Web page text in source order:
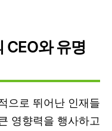
CEO와 유명
으로 뛰어난 인재들
영향력을 행사하고